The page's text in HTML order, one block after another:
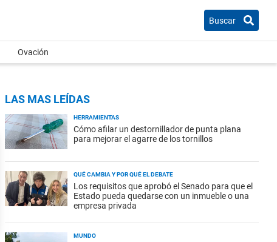
Buscar
Ovación
LAS MAS LEÍDAS
HERRAMIENTAS
Cómo afilar un destornillador de punta plana
para mejorar el agarre de los tornillos
QUÉ CAMBIA Y POR QUÉ EL DEBATE
Los requisitos que aprobó el Senado para que el
Estado pueda quedarse con un inmueble o una
empresa privada
MUNDO